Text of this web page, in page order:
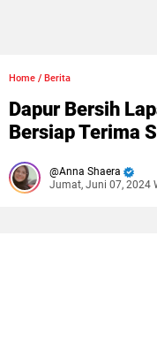
Home / Berita
Dapur Bersih
Bersiap Terima
Anna Shaera
Jumat, Juni 07, 2024